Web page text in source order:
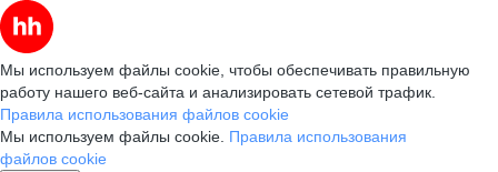
Мы используем файлы cookie, чтобы обеспечивать правильную
работу нашего веб-сайта и анализировать сетевой трафик.
Правила использования файлов cookie
Мы используем файлы cookie. Правила использования
файлов cookie